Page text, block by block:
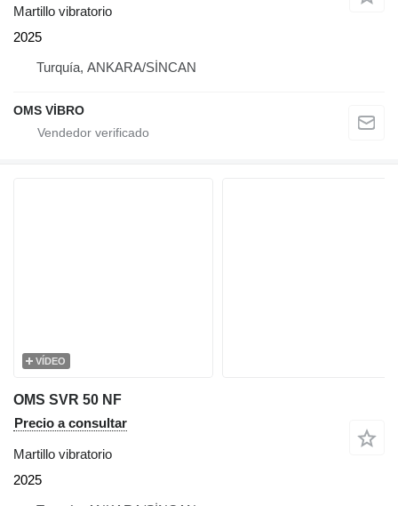
Martillo vibratorio
2025
Turquía, ANKARA/SİNCAN
OMS VİBRO
VÍDEO
OMS SVR 50 NF
Precio a consultar
Martillo vibratorio
2025